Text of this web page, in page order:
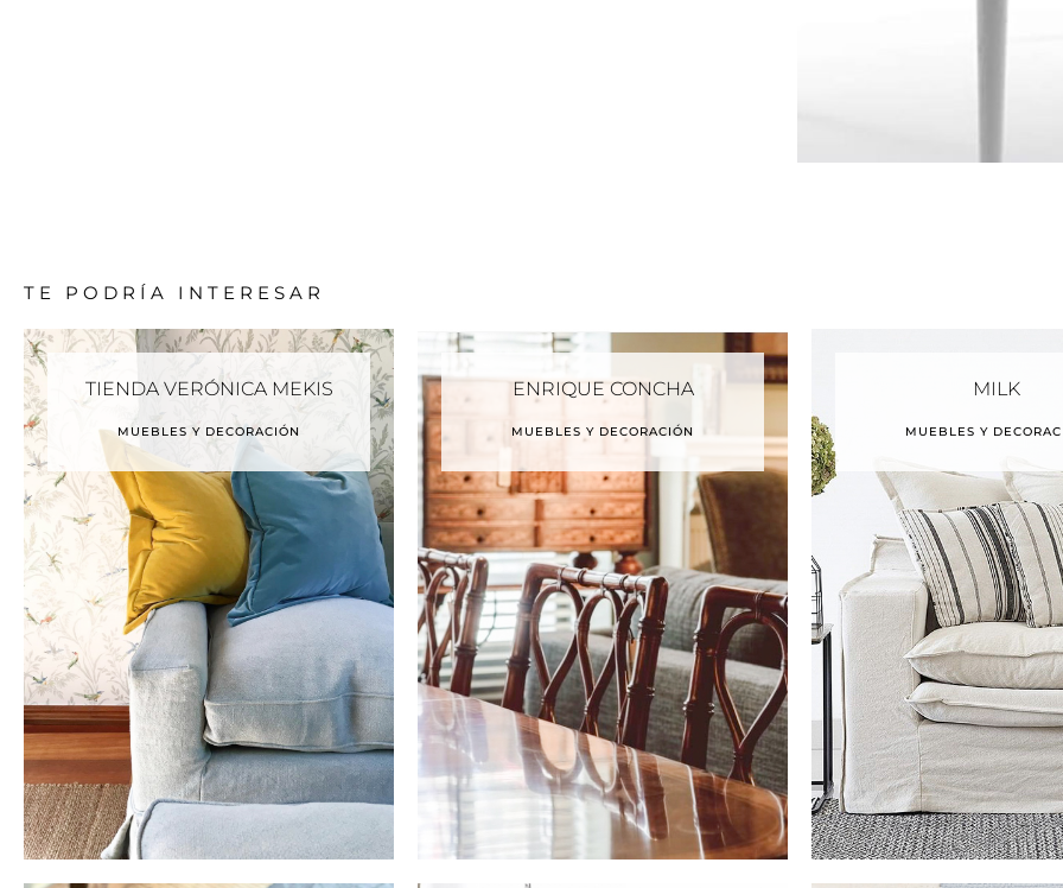
TE PODRÍA INTERESAR
TIENDA VERÓNICA MEKIS
MUEBLES Y DECORACIÓN
ENRIQUE CONCHA
MUEBLES Y DECORACIÓN
MILK
MUEBLES Y